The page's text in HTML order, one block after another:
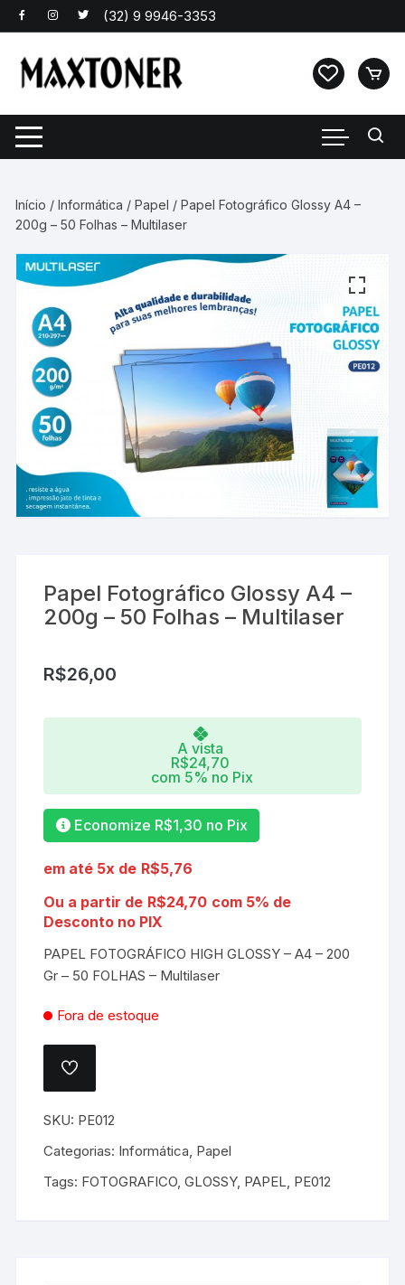
Pular
para
conteúdo
Início /Informática /Papel / Papel Fotográfico Glossy A4 –
200g – 50 Folhas – Multilaser
Papel Fotográfico Glossy A4 –
200g – 50 Folhas – Multilaser
R$26,00
A vista
R$24,70
com 5% no Pix
Economize R$1,30 no Pix
em até 5x de R$5,76
Ou a partir de R$24,70 com 5% de
Desconto no PIX
PAPEL FOTOGRÁFICO HIGH GLOSSY – A4 – 200
Gr – 50 FOLHAS – Multilaser
Fora de estoque
ADICIONAR
DE
DESEJOS.
SKU: PE012
Categorias: Informática Papel
Tags: FOTOGRAFICO ,GLOSSY, PAPEL PE012